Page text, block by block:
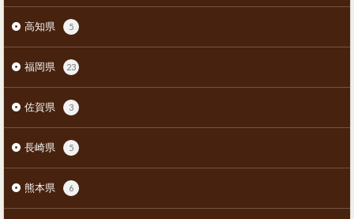
高知県 5
福岡県 23
佐賀県 3
長崎県 5
熊本県 6